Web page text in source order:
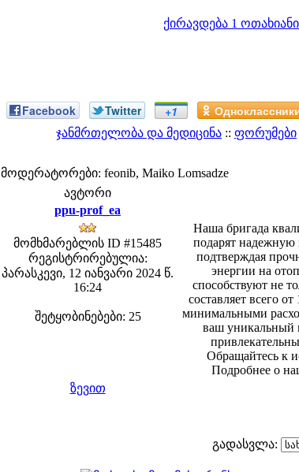
ქირავდება 1
Facebook Twitter +1
ჯანმრთელობა და მედიცინა :: ფორუმები
მოდერატორები: feonib, Maiko Lomsadze
ავტორი
ppu-prof_ea
მომხმარებლის ID #15485
რეგისტრირებულია:
პარასკევი, 12 იანვარი 2024 წ.
16:24
შეტყობინებები: 25
Наша бригада
подарят
подтверждая
энергии на
способствуют не
составляет всего
минимальными
ваш уникальный
Обращайтесь к
Подробнее о
ზევით
გადასვლა: